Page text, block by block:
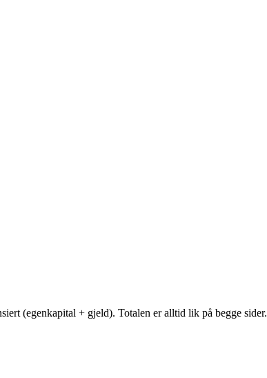
(egenkapital + gjeld). Totalen er alltid lik på begge sider.